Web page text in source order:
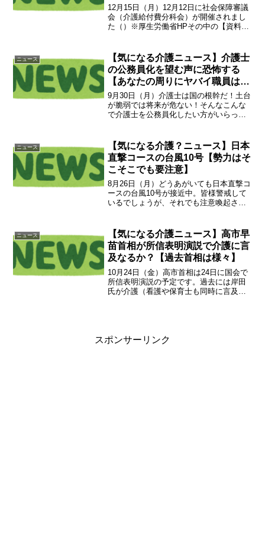
12月15日（月）12月12日に社会保障審議
会（介護給付費分科会）が開催されまし
た（）※厚生労働省HPその中の【資料
定における処遇改善に係る対応の考え
方」内に「令...
ニュース
【気になる介護ニュース】介護士
の公務員化を望む声に恐怖する
【あなたの周りにヤバイ職員はい
ませんか？】
9月30日（月）介護士は国の根幹だ！土台
が脆弱では将来が危ない！そんなこんな
で介護士を公務員化したい方がいらっし
膨れ上がりました。必然的にとんでもな
く社会適正が無い...
ニュース
【気になる介護？ニュース】日本
直撃コースの台風10号【勢力はそ
こそこでも要注意】
8月26日（月）どうあがいても日本直撃コ
ースの台風10号が接近中。皆様警戒して
いるでしょうが、それでも注意喚起させ
施設は、避難所や高層階への避難準備の
ため職員を増強しま...
ニュース
【気になる介護ニュース】高市早
苗首相が所信表明演説で介護に言
及なるか？【過去首相は様々】
10月24日（金）高市首相は24日に国会で
所信表明演説の予定です。過去には岸田
氏が介護（看護や保育士も同時に言及）
スポンサーリンク